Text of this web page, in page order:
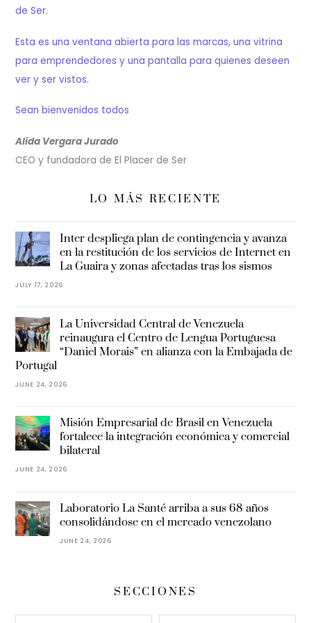
de Ser.
Esta es una ventana abierta para las marcas, una vitrina
para emprendedores y una pantalla para quienes deseen
ver y ser vistos.
Sean bienvenidos todos
Alida Vergara Jurado
CEO y fundadora de El Placer de Ser
LO MÁS RECIENTE
Inter despliega plan de contingencia y avanza
en la restitución de los servicios de Internet en
La Guaira y zonas afectadas tras los sismos
JULY 17, 2026
La Universidad Central de Venezuela
reinaugura el Centro de Lengua Portuguesa
“Daniel Morais” en alianza con la Embajada de
Portugal
JUNE 24, 2026
Misión Empresarial de Brasil en Venezuela
fortalece la integración económica y comercial
bilateral
JUNE 24, 2026
Laboratorio La Santé arriba a sus 68 años
consolidándose en el mercado venezolano
JUNE 24, 2026
SECCIONES